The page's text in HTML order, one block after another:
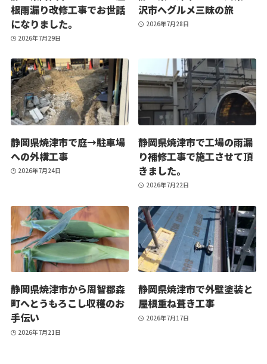
根雨漏り改修工事でお世話
になりました。
2026年7月29日
沢市へグルメ三昧の旅
2026年7月28日
静岡県焼津市で庭→駐車場
への外構工事
2026年7月24日
静岡県焼津市で工場の雨漏
り補修工事で施工させて頂
きました。
2026年7月22日
静岡県焼津市から周智郡森
町へとうもろこし収穫のお
手伝い
2026年7月21日
静岡県焼津市で外壁塗装と
屋根重ね葺き工事
2026年7月17日